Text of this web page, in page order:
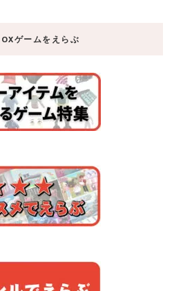
ゲームをえらぶ